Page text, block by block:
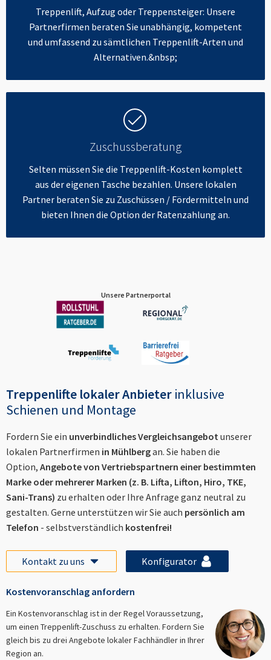
Treppenlift, Aufzug oder Treppensteiger: Unsere
Partnerfirmen beraten Sie unabhängig, kompetent
und umfassend zu sämtlichen Treppenlift-Arten und
Alternativen.&nbsp;
Zuschussberatung
Selten müssen Sie die Treppenlift-Kosten komplett
aus der eigenen Tasche bezahlen. Unsere lokalen
Partner beraten Sie zu Zuschüssen / Fördermitteln und
bieten Ihnen die Option der Ratenzahlung an.
Unsere Partnerportal
Treppenlifte lokaler Anbieter inklusive
Schienen und Montage
Fordern Sie ein unverbindliches Vergleichsangebotunserer
lokalen Partnerfirmen in Mühlbergan. Sie haben die
Option, Angebote von Vertriebspartnern einer bestimmten
Marke oder mehrerer Marken (z. B. Lifta, Lifton, Hiro, TKE,
Sani-Trans) zu erhalten oder Ihre Anfrage ganz neutral zu
gestalten. Gerne unterstützen wir Sie auch persönlich am
Telefon - selbstverständlich kostenfrei!
Kontakt zu uns Konfigurator
Kostenvoranschlag anfordern
Ein Kostenvoranschlag ist in der Regel Voraussetzung,
um einen Treppenlift-Zuschuss zu erhalten. Fordern Sie
gleich bis zu drei Angebote lokaler Fachhändler in Ihrer
Region an.